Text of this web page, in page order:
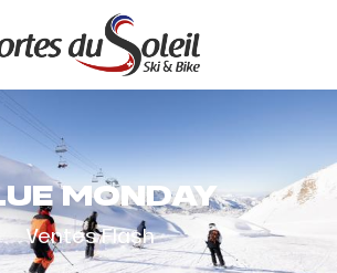
MONDAY
Ventes Flash